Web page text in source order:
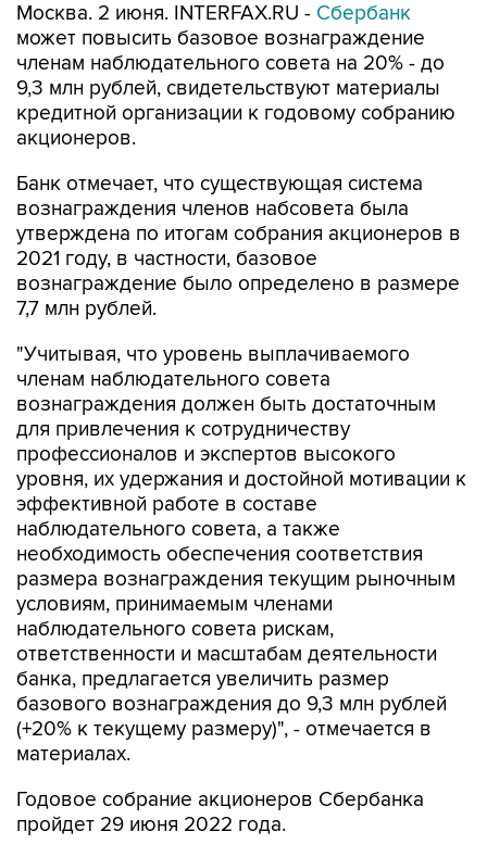
Москва. 2 июня. INTERFAX.RU - Сбербанк
может повысить базовое вознаграждение
членам наблюдательного совета на 20% - до
9,3 млн рублей, свидетельствуют материалы
кредитной организации к годовому собранию
акционеров.
Банк отмечает, что существующая система
вознаграждения членов набсовета была
утверждена по итогам собрания акционеров в
2021 году, в частности, базовое
вознаграждение было определено в размере
7,7 млн рублей.
"Учитывая, что уровень выплачиваемого
членам наблюдательного совета
вознаграждения должен быть достаточным
для привлечения к сотрудничеству
профессионалов и экспертов высокого
уровня, их удержания и достойной мотивации к
эффективной работе в составе
наблюдательного совета, а также
необходимость обеспечения соответствия
размера вознаграждения текущим рыночным
условиям, принимаемым членами
наблюдательного совета рискам,
ответственности и масштабам деятельности
банка, предлагается увеличить размер
базового вознаграждения до 9,3 млн рублей
(+20% к текущему размеру)", - отмечается в
материалах.
Годовое собрание акционеров Сбербанка
пройдет 29 июня 2022 года.